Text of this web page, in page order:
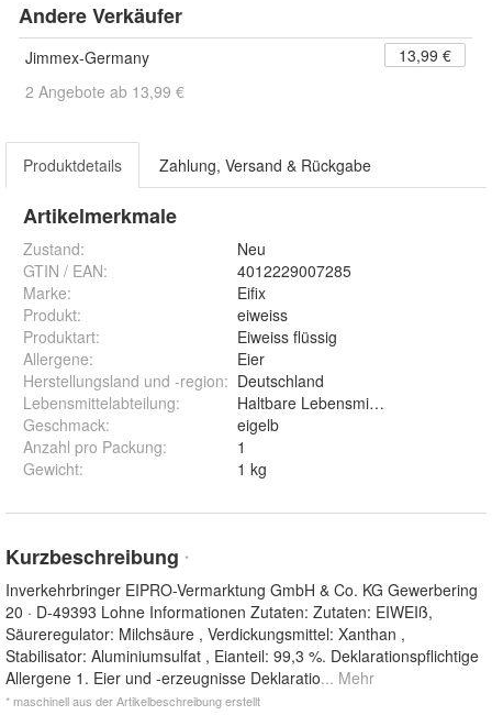
Andere Verkäufer
Jimmex-Germany
13,99 €
2 Angebote ab 13,99 €
Produktdetails Zahlung, Versand & Rückgabe
Artikelmerkmale
Zustand:
Neu
GTIN / EAN:
4012229007285
Marke:
Eifix
Produkt:
eiweiss
Produktart:
Eiweiss flüssig
Allergene:
Eier
Herstellungsland und -region: Deutschland
Lebensmittelabteilung:
Haltbare Lebensmittel
Geschmack:
eigelb
Anzahl pro Packung:
1
Gewicht: 1 kg
Kurzbeschreibung *
Inverkehrbringer EIPRO-Vermarktung GmbH & Co. KG Gewerbering
20 · D-49393 Lohne Informationen Zutaten: Zutaten: EIWEIß,
Säureregulator: Milchsäure , Verdickungsmittel: Xanthan ,
Stabilisator: Aluminiumsulfat , Eianteil: 99,3 %. Deklarationspflichtige
Allergene 1. Eier und -erzeugnisse Deklaratio... Mehr
* maschinell aus der Artikelbeschreibung erstellt